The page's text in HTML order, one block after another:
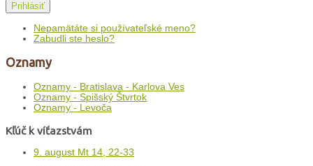
Prihlásiť
Nepamätáte si používateľské meno?
Zabudli ste heslo?
Oznamy
Oznamy - Bratislava - Karlova Ves
Oznamy - Spišský Štvrtok
Oznamy - Levoča
Kľúč k víťazstvám
9. august Mt 14, 22-33